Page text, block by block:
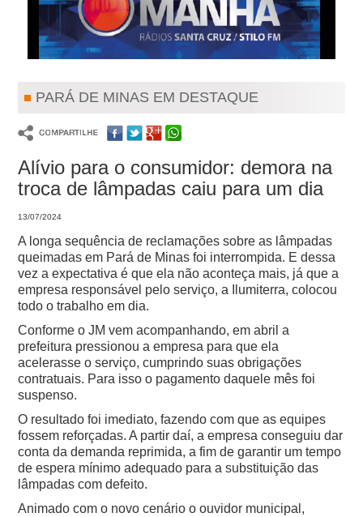
PARÁ DE MINAS EM DESTAQUE
Alívio para o consumidor: demora na
troca de lâmpadas caiu para um dia
13/07/2024
A longa sequência de reclamações sobre as lâmpadas
queimadas em Pará de Minas foi interrompida. E dessa
vez a expectativa é que ela não aconteça mais, já que a
empresa responsável pelo serviço, a Ilumiterra, colocou
todo o trabalho em dia.
Conforme o JM vem acompanhando, em abril a
prefeitura pressionou a empresa para que ela
acelerasse o serviço, cumprindo suas obrigações
contratuais. Para isso o pagamento daquele mês foi
suspenso.
O resultado foi imediato, fazendo com que as equipes
fossem reforçadas. A partir daí, a empresa conseguiu dar
conta da demanda reprimida, a fim de garantir um tempo
de espera mínimo adequado para a substituição das
lâmpadas com defeito.
Animado com o novo cenário o ouvidor municipal,